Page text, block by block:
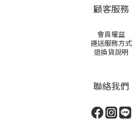
顧客服務
會員權益
運送服務方式
退換貨說明
聯絡我們